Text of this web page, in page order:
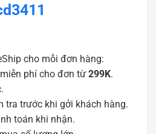
cho mỗi đơn hàng:
phí cho đơn từ299K.
tra trước khi gởi khách hàng.
toán khi nhận.